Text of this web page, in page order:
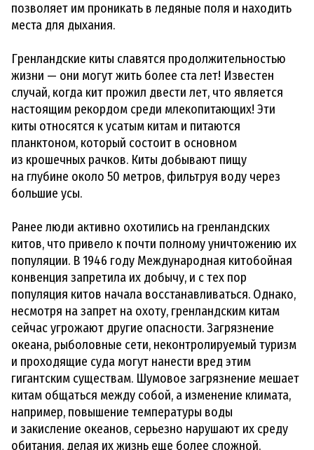
позволяет им проникать в ледяные поля и находить
места для дыхания.
Гренландские киты славятся продолжительностью
жизни — они могут жить более ста лет! Известен
случай, когда кит прожил двести лет, что является
настоящим рекордом среди млекопитающих! Эти
киты относятся к усатым китам и питаются
планктоном, который состоит в основном
из крошечных рачков. Киты добывают пищу
на глубине около 50 метров, фильтруя воду через
большие усы.
Ранее люди активно охотились на гренландских
китов, что привело к почти полному уничтожению их
популяции. В 1946 году Международная китобойная
конвенция запретила их добычу, и с тех пор
популяция китов начала восстанавливаться. Однако,
несмотря на запрет на охоту, гренландским китам
сейчас угрожают другие опасности. Загрязнение
океана, рыболовные сети, неконтролируемый туризм
и проходящие суда могут нанести вред этим
гигантским существам. Шумовое загрязнение мешает
китам общаться между собой, а изменение климата,
например, повышение температуры воды
и закисление океанов, серьезно нарушают их среду
обитания, делая их жизнь еще более сложной.